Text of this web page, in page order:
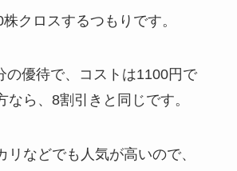
クロスするつもりです。
優待で、コストは1100円で
なら、8割引きと同じです。
リなどでも人気が高いので、